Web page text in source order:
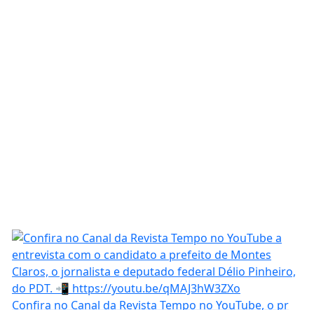
Confira no Canal da Revista Tempo no YouTube, o pr